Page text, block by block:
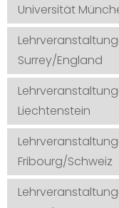
Universität
Surrey/England
Liechtenstein
Fribourg/Schweiz